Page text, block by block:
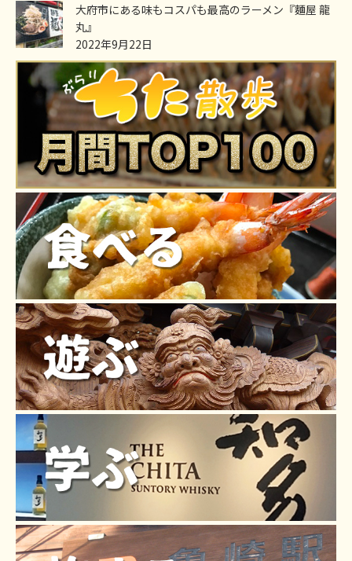
大府市にある味もコスパも最高のラーメン『麵屋 龍
丸』
2022年9月22日